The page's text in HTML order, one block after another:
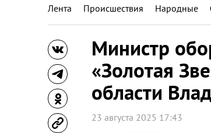
Лента Происшествия Народные
Министр
«Золотая
области
23 августа 2025 17:43